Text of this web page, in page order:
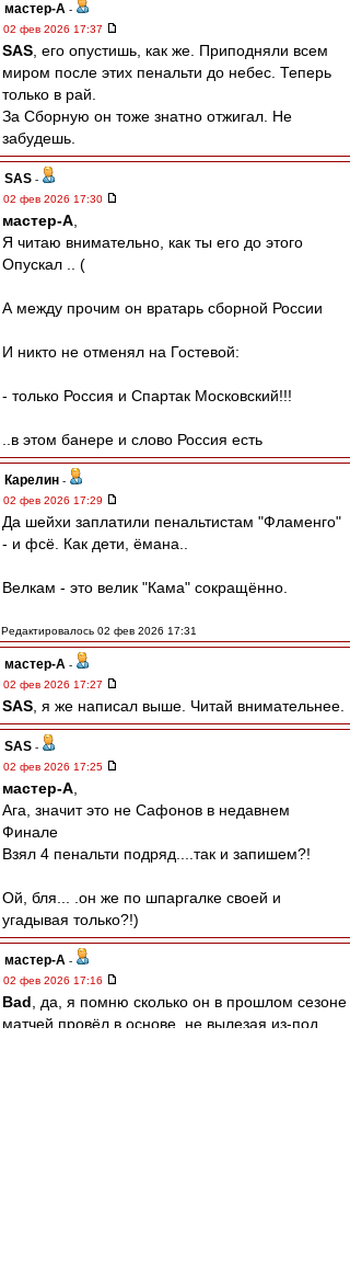
мастер-А -
02 фев 2026 17:37
SAS , его опустишь, как же. Приподняли всем
миром после этих пенальти до небес. Теперь
только в рай.
За Сборную он тоже знатно отжигал. Не
забудешь.
SAS -
02 фев 2026 17:30
мастер-А
Я читаю внимательно, как ты его до этого
Опускал .. (
А между прочим он вратарь сборной России
И никто не отменял на Гостевой:
- только Россия и Спартак Московский!!!
..в этом банере и слово Россия есть
Карелин -
02 фев 2026 17:29
Да шейхи заплатили пенальтистам "Фламенго"
- и фсё. Как дети, ёмана..
Велкам - это велик "Кама" сокращённо.
Редактировалось 02 фев 2026 17:31
мастер-А -
02 фев 2026 17:27
SAS , я же написал выше. Читай внимательнее.
SAS -
02 фев 2026 17:25
мастер-А
Ага, значит это не Сафонов в недавнем
Финале
Взял 4 пенальти подряд....так и запишем?!
Ой, бля... .он же по шпаргалке своей и
угадывая только?!)
мастер-А -
02 фев 2026 17:16
Bad , да, я помню сколько он в прошлом сезоне
матчей провёл в основе, не вылезая из-под